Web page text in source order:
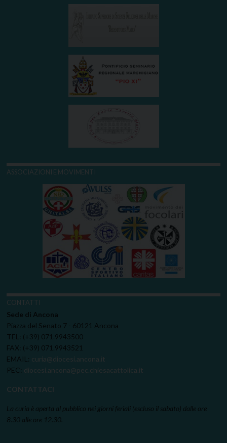
ASSOCIAZIONI E MOVIMENTI
CONTATTI
Sede di Ancona
Piazza del Senato 7 - 60121 Ancona
TEL: (+39) 071.9943500
FAX: (+39) 071.9943521
EMAIL: curia@diocesi.ancona.it
PEC: diocesi.ancona@pec.chiesacattolica.it
CONTATTACI
La curia è aperta al pubblico nei giorni feriali (escluso il sabato) dalle ore
8.30 alle ore 12.30.